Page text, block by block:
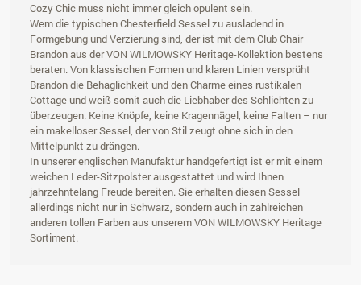
Cozy Chic muss nicht immer gleich opulent sein.
Wem die typischen Chesterfield Sessel zu ausladend in
Formgebung und Verzierung sind, der ist mit dem Club Chair
Brandon aus der VON WILMOWSKY Heritage-Kollektion bestens
beraten. Von klassischen Formen und klaren Linien versprüht
Brandon die Behaglichkeit und den Charme eines rustikalen
Cottage und weiß somit auch die Liebhaber des Schlichten zu
überzeugen. Keine Knöpfe, keine Kragennägel, keine Falten – nur
ein makelloser Sessel, der von Stil zeugt ohne sich in den
Mittelpunkt zu drängen.
In unserer englischen Manufaktur handgefertigt ist er mit einem
weichen Leder-Sitzpolster ausgestattet und wird Ihnen
jahrzehntelang Freude bereiten. Sie erhalten diesen Sessel
allerdings nicht nur in Schwarz, sondern auch in zahlreichen
anderen tollen Farben aus unserem VON WILMOWSKY Heritage
Sortiment.